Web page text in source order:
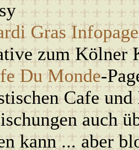
Gras Infopage
zum Kölner
Du Monde-
Cafe
auch
kann ... aber